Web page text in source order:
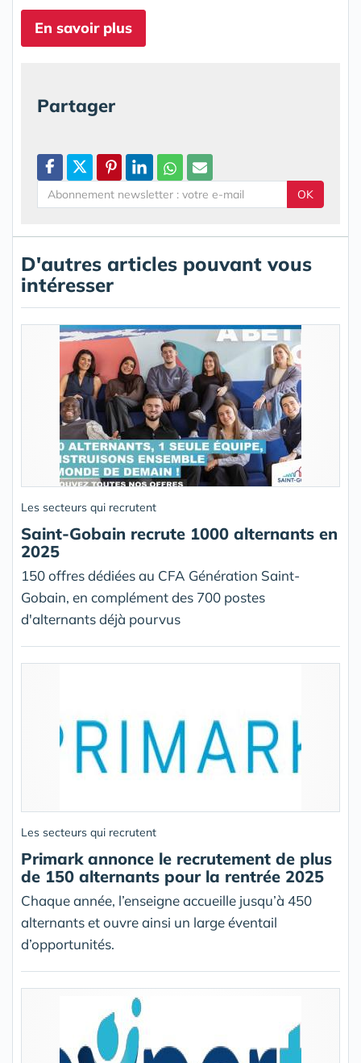
En savoir plus
Partager
OK
D'autres articles pouvant vous
intéresser
Les secteurs qui recrutent
Saint-Gobain recrute 1000 alternants en
2025
150 offres dédiées au CFA Génération Saint-
Gobain, en complément des 700 postes
d'alternants déjà pourvus
Les secteurs qui recrutent
Primark annonce le recrutement de plus
de 150 alternants pour la rentrée 2025
Chaque année, l’enseigne accueille jusqu’à 450
alternants et ouvre ainsi un large éventail
d’opportunités.